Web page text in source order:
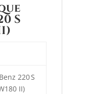
S
220 S
II)